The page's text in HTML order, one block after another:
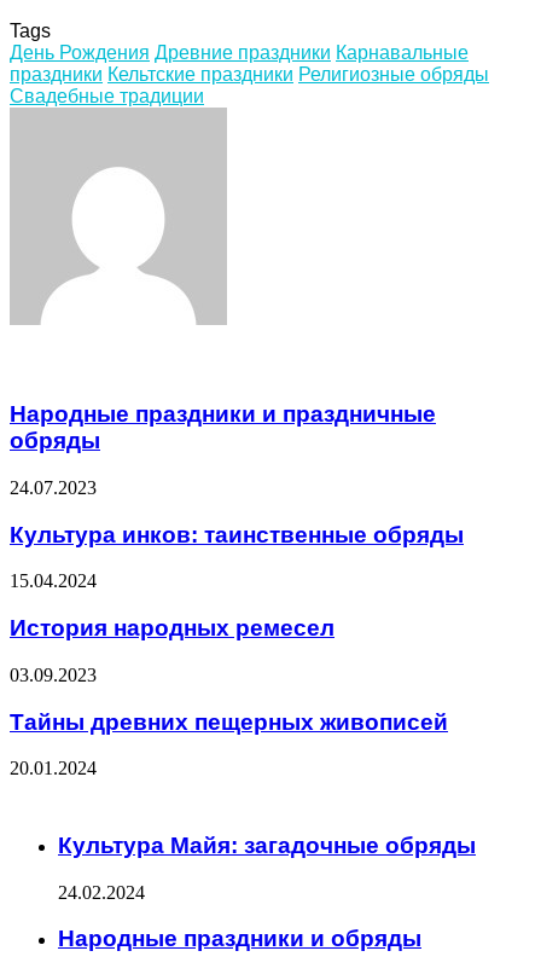
Tags
День Рождения Древние праздники Карнавальные
праздники Кельтские праздники Религиозные обряды
Свадебные традиции
Народные праздники и праздничные
обряды
24.07.2023
Культура инков: таинственные обряды
15.04.2024
История народных ремесел
03.09.2023
Тайны древних пещерных живописей
20.01.2024
Культура Майя: загадочные обряды
24.02.2024
Народные праздники и обряды